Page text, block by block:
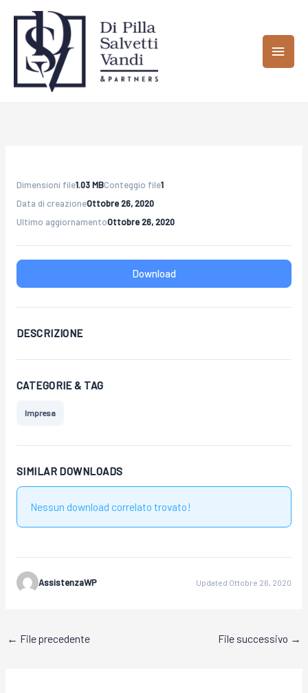
contenuto
Dimensioni file1.03 MBConteggio file1
Data di creazioneOttobre 26, 2020
Ultimo aggiornamentoOttobre 26, 2020
Download
DESCRIZIONE
CATEGORIE & TAG
Impresa
SIMILAR DOWNLOADS
Nessun download correlato trovato!
AssistenzaWP Updated Ottobre 26, 2020
← File precedente File successivo →